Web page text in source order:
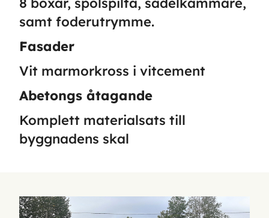
samt foderutrymme.
Fasader
Vit marmorkross i vitcement
Abetongs åtagande
Komplett materialsats till
byggnadens skal